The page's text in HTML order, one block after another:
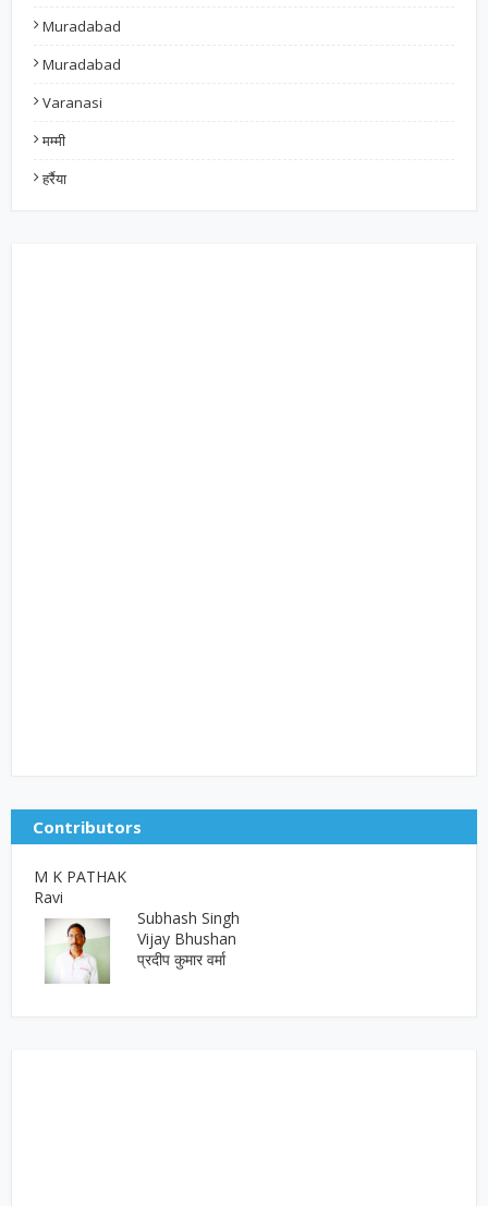
Muradabad
Muradabad
Varanasi
मम्मी
हर्रैया
Contributors
M K PATHAK
Ravi
Subhash Singh
Vijay Bhushan
प्रदीप कुमार वर्मा